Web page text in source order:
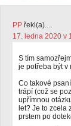
PP řekl(a)...
17. ledna 2020 v
S tím
je potřeba být v
Co takové
trápí (což se
upřímnou
let? Je to zcela
prstem po